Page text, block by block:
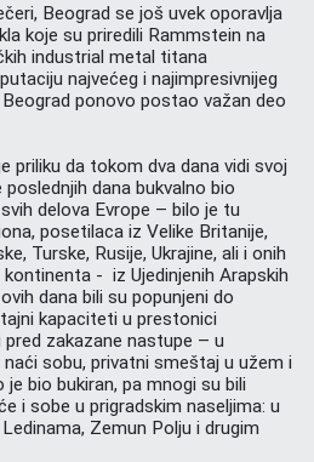
Beograd se još uvek oporavlja
koje su priredili Rammstein na
industrial metal titana
najvećeg i najimpresivnijeg
ponovo postao važan deo
priliku da tokom dva dana vidi svoj
dana bukvalno bio
delova Evrope – bilo je tu
posetilaca iz Velike Britanije,
Turske, Rusije, Ukrajine, ali i onih
- iz Ujedinjenih Arapskih
dana bili su popunjeni do
kapaciteti u prestonici
pred zakazane nastupe – u
sobu, privatni smeštaj u užem i
bio bukiran, pa mnogi su bili
i sobe u prigradskim naseljima: u
Zemun Polju i drugim